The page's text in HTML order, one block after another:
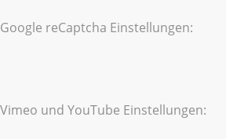
Google reCaptcha Einstellungen:
Vimeo und YouTube Einstellungen: